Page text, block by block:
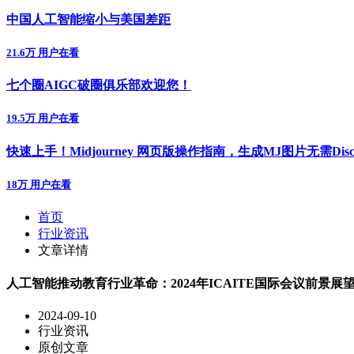
中国人工智能缩小与美国差距
21.6万 用户在看
七个圈AIGC破圈俱乐部欢迎您！
19.5万 用户在看
快速上手！Midjourney 网页版操作指南，生成MJ图片无需
18万 用户在看
首页
行业资讯
文章详情
人工智能推动教育行业革命：2024年ICAITE国际会议前景展
2024-09-10
行业资讯
原创文章